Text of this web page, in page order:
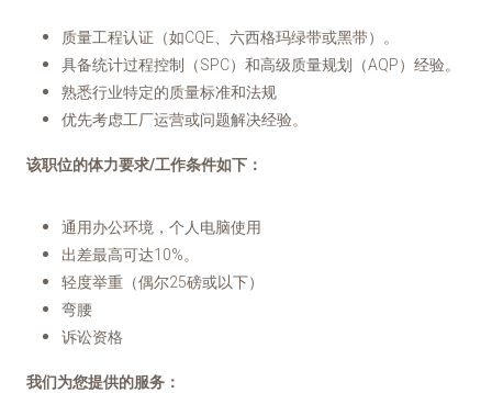
质量工程认证（如CQE、六西格玛绿带或黑带）。
具备统计过程控制（SPC）和高级质量规划（AQP）经验。
熟悉行业特定的质量标准和法规
优先考虑工厂运营或问题解决经验。
该职位的体力要求/工作条件如下：
通用办公环境，个人电脑使用
出差最高可达10%。
轻度举重（偶尔25磅或以下）
弯腰
诉讼资格
我们为您提供的服务：